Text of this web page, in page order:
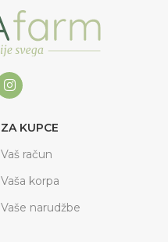
ZA KUPCE
Vaš račun
Vaša korpa
Vaše narudžbe